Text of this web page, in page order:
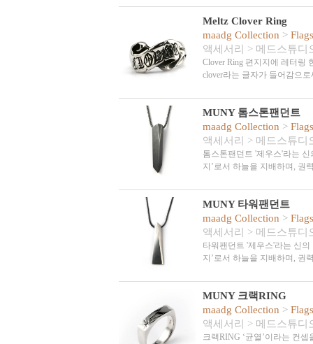
Meltz Clover Ring
maadg Collection >
액세서리
> 메드스튜디
Clover Ring 편지지에 레터링
clover라는 글자가 들어감으
MUNY 톰스톤팬던트
maadg Collection >
액세서리
> 메드스튜디
톰스톤팬던트 '제우스'라는
지’로서 하늘을 지배하며, 권
MUNY 타워팬던트
maadg Collection >
액세서리
> 메드스튜디
타워팬던트 '제우스'라는 신
지’로서 하늘을 지배하며, 권
MUNY 크랙RING
maadg Collection >
액세서리
> 메드스튜디
크랙RING ‘균열’이라는 컨